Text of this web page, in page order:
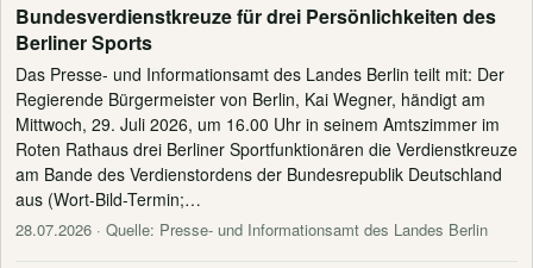
Bundesverdienstkreuze für drei Persönlichkeiten des
Berliner Sports
Das Presse- und Informationsamt des Landes Berlin teilt mit: Der
Regierende Bürgermeister von Berlin, Kai Wegner, händigt am
Mittwoch, 29. Juli 2026, um 16.00 Uhr in seinem Amtszimmer im
Roten Rathaus drei Berliner Sportfunktionären die Verdienstkreuze
am Bande des Verdienstordens der Bundesrepublik Deutschland
aus (Wort-Bild-Termin;…
28.07.2026 · Quelle: Presse- und Informationsamt des Landes Berlin